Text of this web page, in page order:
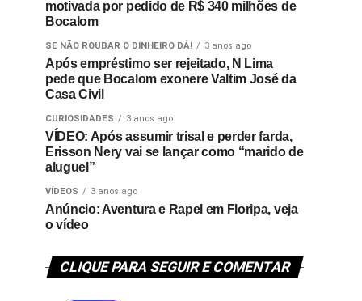
motivada por pedido de R$ 340 milhões de
Bocalom
SE NÃO ROUBAR O DINHEIRO DÁ! 3 anos ago
Após empréstimo ser rejeitado, N Lima
pede que Bocalom exonere Valtim José da
Casa Civil
CURIOSIDADES 3 anos ago
VÍDEO: Após assumir trisal e perder farda,
Erisson Nery vai se lançar como “marido de
aluguel”
VÍDEOS 3 anos ago
Anúncio: Aventura e Rapel em Floripa, veja
o vídeo
CLIQUE PARA SEGUIR E COMENTAR